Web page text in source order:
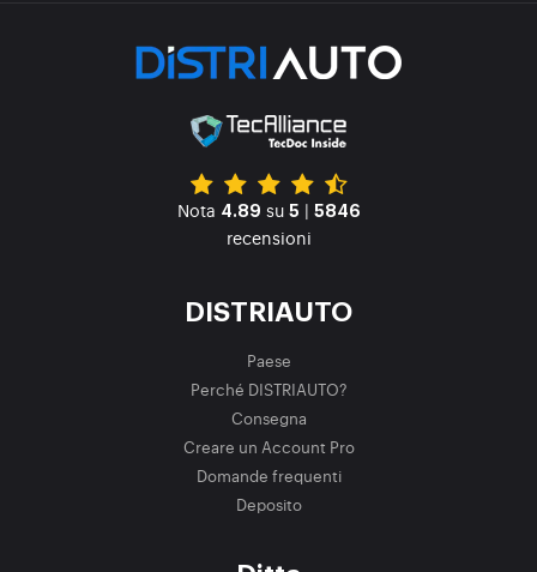
Nota 4.89 su 5 | 5846
recensioni
DISTRIAUTO
Paese
Perché DISTRIAUTO?
Consegna
Creare un Account Pro
Domande frequenti
Deposito